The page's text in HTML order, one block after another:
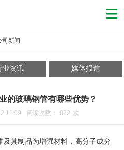
司新闻
业资讯 媒体报道
的玻璃钢管有哪些优势？
11:09 阅读次数： 832 次
其制品为增强材料，高分子成分